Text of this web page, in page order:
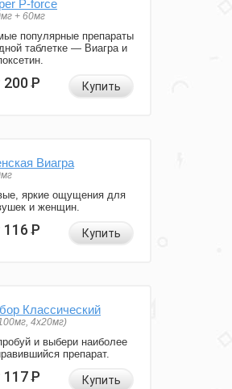
P-force
+ 60мг
популярные препараты
таблетке — Виагра и
200Р Купить
Виагра
яркие ощущения для
и женщин.
116Р Купить
Классический
4x20мг)
и выбери наиболее
препарат.
117Р Купить